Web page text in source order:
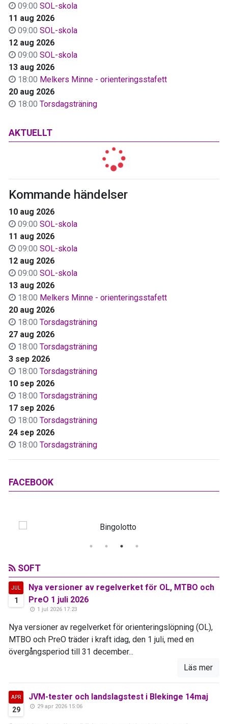
09:00 SOL-skola
11 aug 2026
09:00 SOL-skola
12 aug 2026
09:00 SOL-skola
13 aug 2026
18:00 Melkers Minne - orienteringsstafett
20 aug 2026
18:00 Torsdagsträning
AKTUELLT
Kommande händelser
10 aug 2026
09:00 SOL-skola
11 aug 2026
09:00 SOL-skola
12 aug 2026
09:00 SOL-skola
13 aug 2026
18:00 Melkers Minne - orienteringsstafett
20 aug 2026
18:00 Torsdagsträning
27 aug 2026
18:00 Torsdagsträning
3 sep 2026
18:00 Torsdagsträning
10 sep 2026
18:00 Torsdagsträning
17 sep 2026
18:00 Torsdagsträning
24 sep 2026
18:00 Torsdagsträning
FACEBOOK
SOFT
JUL
1
Nya versioner av regelverket för OL, MTBO och
PreO 1 juli 2026
1 jul 2026 17:23
Nya versioner av regelverket för orienteringslöpning (OL),
MTBO och PreO träder i kraft idag, den 1 juli, med en
övergångsperiod till 31 december...
Läs mer
APR
29
JVM-tester och landslagstest i Blekinge 14maj
29 apr 2026 15:06